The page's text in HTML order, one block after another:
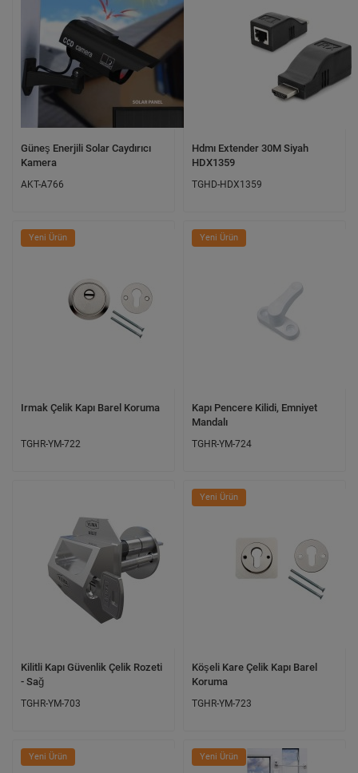
Güneş Enerjili Solar Caydırıcı
Kamera
AKT-A766
Hdmı Extender 30M Siyah
HDX1359
TGHD-HDX1359
Yeni Ürün
Irmak Çelik Kapı Barel Koruma
TGHR-YM-722
Yeni Ürün
Kapı Pencere Kilidi, Emniyet
Mandalı
TGHR-YM-724
Kilitli Kapı Güvenlik Çelik Rozeti
- Sağ
TGHR-YM-703
Yeni Ürün
Köşeli Kare Çelik Kapı Barel
Koruma
TGHR-YM-723
Yeni Ürün Yeni Ürün